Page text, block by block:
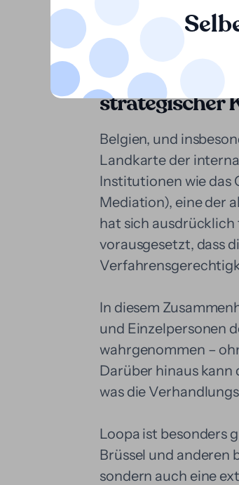
Anwendung
strategischer
Belgien, und
Landkarte der
Institutionen wie das
Mediation), eine der
hat sich
vorausgesetzt, dass
In diesem
und Einzelpersonen
wahrgenommen –
Darüber hinaus kann
was die
Loopa ist besonders
Brüssel und anderen
sondern auch eine